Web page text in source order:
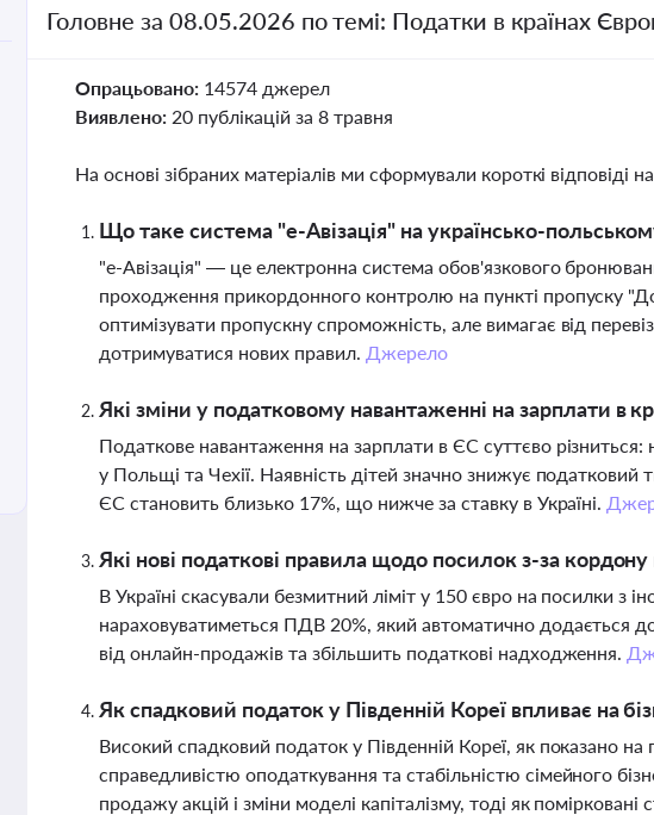
Головне за 08.05.2026 по темі: Податки в країнах
Опрацьовано: 14574 джерел
Виявлено: 20 публікацій за 8 травня
На основі зібраних матеріалів ми сформували короткі відповіді
Що таке система "е-Авізація" на українсько-
"е-Авізація" — це електронна система обов'язкового
проходження прикордонного контролю на пункті пропуску
оптимізувати пропускну спроможність, але вимагає від
дотримуватися нових правил. Джерело
Які зміни у податковому навантаженні на зарплати в
Податкове навантаження на зарплати в ЄС суттєво різниться:
у Польщі та Чехії. Наявність дітей значно знижує
ЄС становить близько 17%, що нижче за ставку в Україні.
Які нові податкові правила щодо посилок з-за кордону
В Україні скасували безмитний ліміт у 150 євро на посилки з
нараховуватиметься ПДВ 20%, який автоматично додається
від онлайн-продажів та збільшить податкові надходження.
Як спадковий податок у Південній Кореї впливає на
Високий спадковий податок у Південній Кореї, як показано
справедливістю оподаткування та стабільністю сімейного
продажу акцій і зміни моделі капіталізму, тоді як